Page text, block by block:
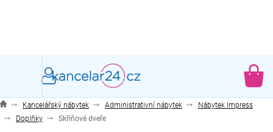
Kancelářský nábytek Administrativní nábytek
Nábytek Impress
Doplňky
Skříňové dveře